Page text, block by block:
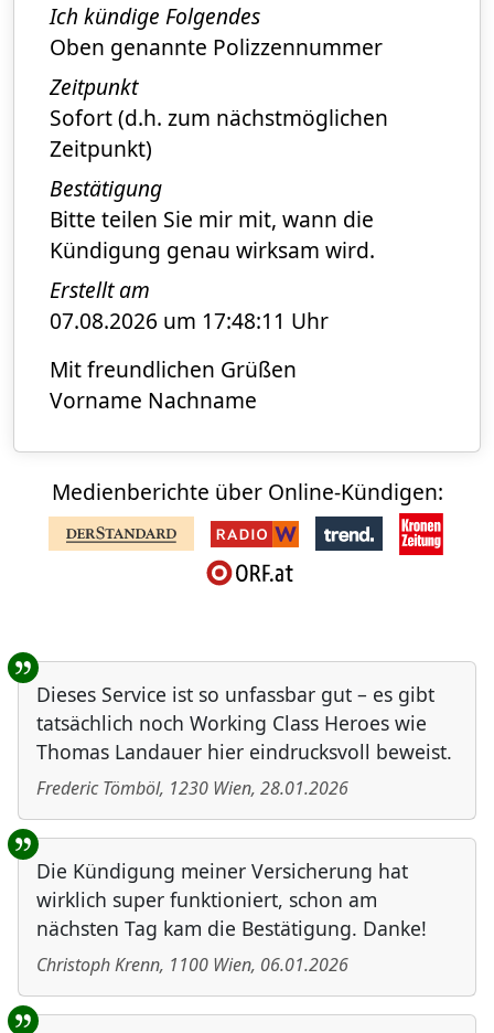
Ich kündige Folgendes
Oben genannte Polizzennummer
Zeitpunkt
Sofort (d.h. zum nächstmöglichen
Zeitpunkt)
Bestätigung
Bitte teilen Sie mir mit, wann die
Kündigung genau wirksam wird.
Erstellt am
07.08.2026 um 17:48:11 Uhr
Mit freundlichen Grüßen
Vorname Nachname
Medienberichte über Online-Kündigen:
Benutzer-Rückmeldungen
Dieses Service ist so unfassbar gut – es gibt
tatsächlich noch Working Class Heroes wie
Thomas Landauer hier eindrucksvoll beweist.
Frederic Tömböl, 1230 Wien, 28.01.2026
Die Kündigung meiner Versicherung hat
wirklich super funktioniert, schon am
nächsten Tag kam die Bestätigung. Danke!
Christoph Krenn, 1100 Wien, 06.01.2026